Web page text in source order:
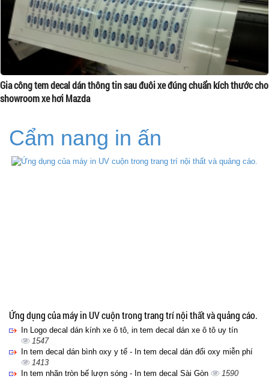
Gia công tem decal dán thông tin sau đuôi xe đúng chuẩn kích thước cho
showroom xe hơi Mazda
Cẩm nang in ấn
Ứng dụng của máy in UV cuộn trong trang trí nội thất và quảng cáo.
In Logo decal dán kính xe ô tô, in tem decal dán xe ô tô uy tín
1547
In tem decal dán bình oxy y tế - In tem decal dán đổi oxy miễn phí
1413
In tem nhãn tròn bế lượn sóng - In tem decal Sài Gòn
1590